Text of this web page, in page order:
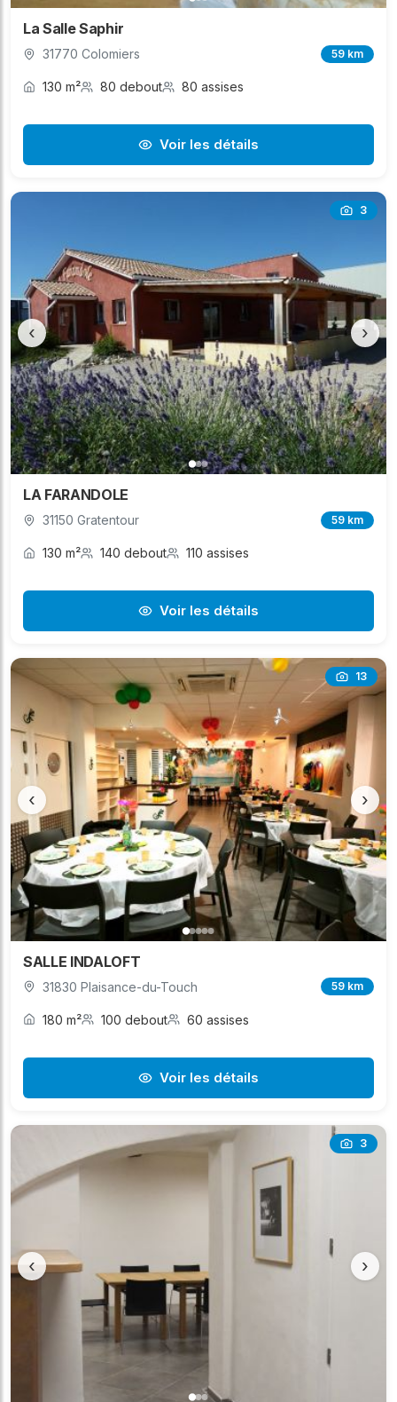
La Salle Saphir
31770 Colomiers 59 km
130 m² 80 debout 80 assises
Voir les détails
3
‹ ›
LA FARANDOLE
31150 Gratentour 59 km
130 m² 140 debout 110 assises
Voir les détails
13
‹ ›
SALLE INDALOFT
31830 Plaisance-du-Touch 59 km
180 m² 100 debout 60 assises
Voir les détails
3
‹ ›